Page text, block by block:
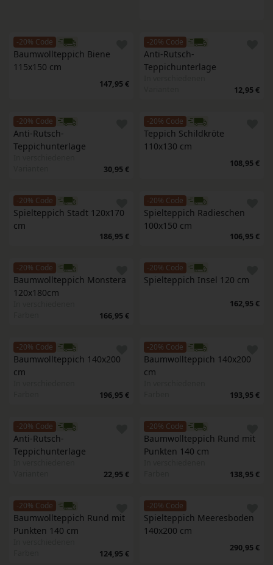
-20% Code
Baumwollteppich Biene
115x150 cm
147,95 €
-20% Code
Anti-Rutsch-
Teppichunterlage
12,95 €
-20% Code
Anti-Rutsch-
Teppichunterlage
30,95 €
-20% Code
Teppich Schildkröte
110x130 cm
108,95 €
-20% Code
Spielteppich Stadt 120x170
cm
186,95 €
-20% Code
Spielteppich Radieschen
100x150 cm
106,95 €
-20% Code
Baumwollteppich Monstera
120x180cm
166,95 €
-20% Code
Spielteppich Insel 120 cm
162,95 €
-20% Code
Baumwollteppich 140x200
cm
196,95 €
-20% Code
Baumwollteppich 140x200
cm
193,95 €
-20% Code
Anti-Rutsch-
Teppichunterlage
22,95 €
-20% Code
Baumwollteppich Rund mit
Punkten 140 cm
138,95 €
-20% Code
Baumwollteppich Rund mit
Punkten 140 cm
124,95 €
-20% Code
Spielteppich Meeresboden
140x200 cm
290,95 €